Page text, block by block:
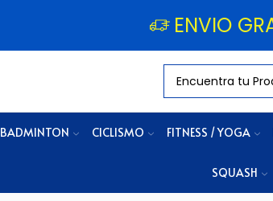
ENVIO
BADMINTON CICLISMO FITNESS / YOGA
SQUASH